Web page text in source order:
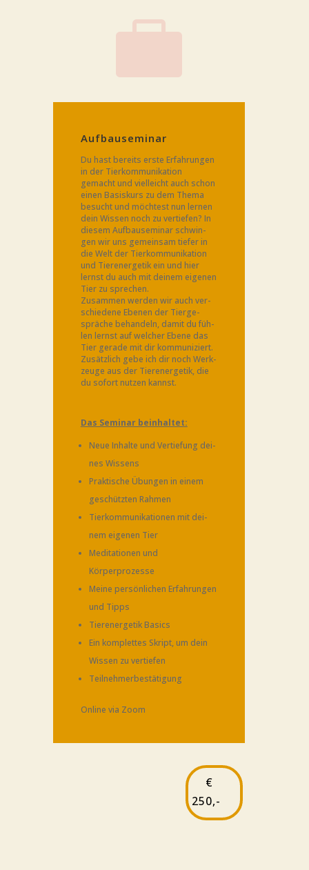

Auf­bau­se­mi­nar
Du hast bereits ers­te Erfah­run­gen
in der Tier­kom­mu­ni­ka­ti­on
gemacht und viel­leicht auch schon
einen Basis­kurs zu dem The­ma
besucht und möch­test nun ler­nen
dein Wis­sen noch zu ver­tie­fen? In
die­sem Auf­bau­se­mi­nar schwin­
gen wir uns gemein­sam tie­fer in
die Welt der Tier­kom­mu­ni­ka­ti­on
und Tier­en­erge­tik ein und hier
lernst du auch mit dei­nem eige­nen
Tier zu spre­chen.
Zusam­men wer­den wir auch ver­
schie­de­ne Ebe­nen der Tier­ge­
sprä­che behan­deln, damit du füh­
len lernst auf wel­cher Ebe­ne das
Tier gera­de mit dir kom­mu­ni­ziert.
Zusätz­lich gebe ich dir noch Werk­
zeu­ge aus der Tier­en­erge­tik, die
du sofort nut­zen kannst.
Das Semi­nar beinhaltet:
Neue Inhal­te und Ver­tie­fung dei­
nes Wissens
Prak­ti­sche Übun­gen in einem
geschütz­ten Rahmen
Tier­kom­mu­ni­ka­tio­nen mit dei­
nem eige­nen Tier
Medi­ta­tio­nen und
Körperprozesse
Mei­ne per­sön­li­chen Erfah­run­gen
und Tipps
Tier­en­erge­tik Basics
Ein kom­plet­tes Skript, um dein
Wis­sen zu vertiefen
Teil­neh­mer­be­stä­ti­gung
Online via Zoom
€
250,-